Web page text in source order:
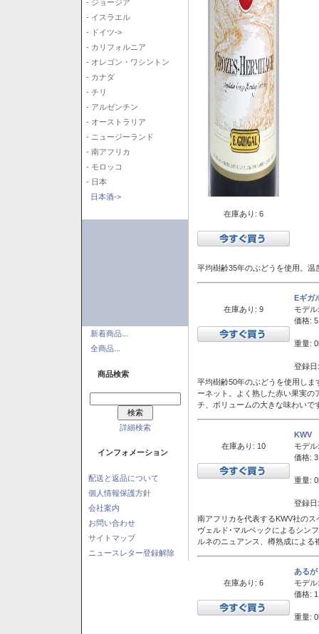
- ジョージア
- イスラエル
- ドイツ->
- カリフォルニア
- オレゴン・ワシントン
- カナダ
- チリ
- アルゼンチン
- オーストラリア
- ニュージーランド
- 南アフリカ
- モロッコ
- 日本
日本酒->
新着商品...
全商品...
商品検索
詳細検索
インフォメーション
配送と返品について
個人情報保護方針
会社案内
お問い合わせ
サイトマップ
ニュースレター登録解除
在庫あり: 6
平均樹齢35年のぶどうを使用。
在庫あり: 9
Eギガ
モデル:
価格:
重量:
登録
平均樹齢50年のぶどうを使用し
ーネット。よく熟した赤い果実
チ、ボリュームの大きな味わいで
在庫あり: 10
KWV
モデル:
価格:
重量:
登録
南アフリカを代表するKWV社の
ヴェルド･マルベックによるシン
ルネのニュアンス、樽熟成によ
在庫あり: 6
ある
モデル:
価格:
重量: